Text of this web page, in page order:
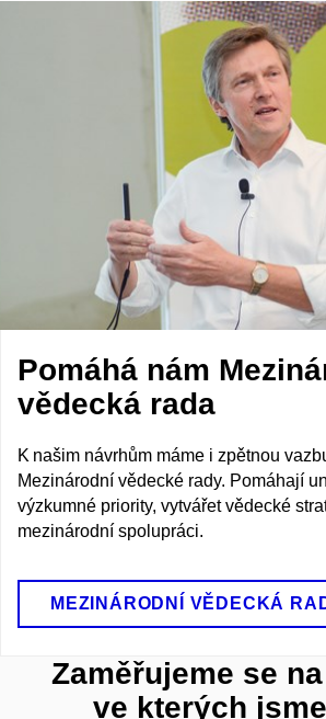
Pomáhá nám
vědecká rada
K našim návrhům máme i zpětnou
Mezinárodní vědecké rady. Pomáhají
výzkumné priority, vytvářet vědecké
mezinárodní spolupráci.
MEZINÁRODNÍ VĚDECKÁ
Zaměřujeme se
ve kterých